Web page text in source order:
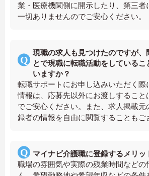
業・医療機関側に開示したり、第三者
一切ありませんのでご安心ください。
現職の求人も見つけたのですが、
とで現職に転職活動をしているこ
いますか？
転職サポートにお申し込みいただく際
情報は、応募先以外にお渡しすること
でご安心ください。また、求人掲載元
録者の情報を自由に閲覧することもご
マイナビ介護職に登録するメリッ
職場の雰囲気や実際の残業時間などの